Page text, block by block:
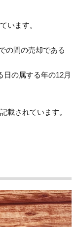
います。
の間の売却である
日の属する年の12月
載されています。